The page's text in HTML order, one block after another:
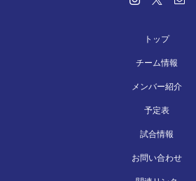
トップ
チーム情報
メンバー紹介
予定表
試合情報
お問い合わせ